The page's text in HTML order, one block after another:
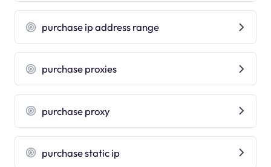
purchase ip address range
purchase proxies
purchase proxy
purchase static ip